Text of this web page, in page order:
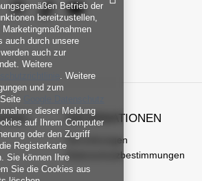
K
INFORMATIONEN
Verordnungen
Datenschutzbestimmungen
Betrieb der
bereitzustellen,
auch durch unsere
auch zur
Weitere
. Weitere
und zum
dieser Meldung
auf Ihrem Computer
oder den Zugriff
Registerkarte
Sie können Ihre
Sie die Cookies aus